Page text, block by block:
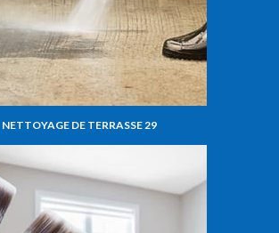
NETTOYAGE DE TERRASSE 29